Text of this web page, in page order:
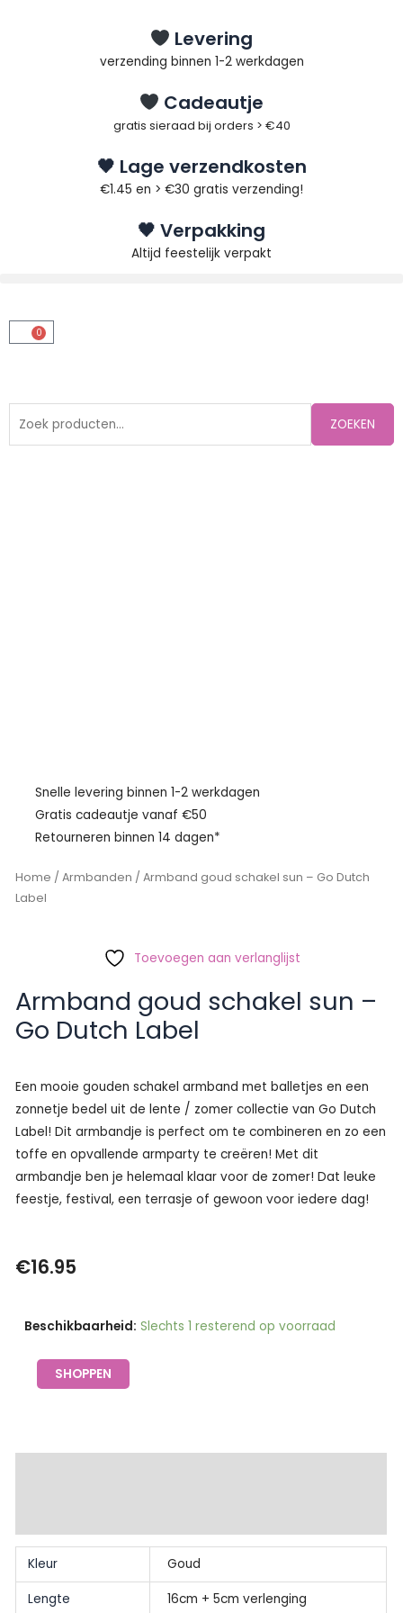
Levering
verzending binnen 1-2 werkdagen
Cadeautje
gratis sieraad bij orders > €40
🖤 Lage verzendkosten
€1.45 en > €30 gratis verzending!
🖤 Verpakking
Altijd feestelijk verpakt
0
Winkelwagen
ZOEKEN
Snelle levering binnen 1-2 werkdagen
Gratis cadeautje vanaf €50
Retourneren binnen 14 dagen*
Home /Armbanden / Armband goud schakel sun – Go Dutch
Label
Toevoegen aan verlanglijst
Armband goud schakel sun –
Go Dutch Label
Een mooie gouden schakel armband met balletjes en een
zonnetje bedel uit de lente / zomer collectie van Go Dutch
Label! Dit armbandje is perfect om te combineren en zo een
toffe en opvallende armparty te creëren! Met dit
armbandje ben je helemaal klaar voor de zomer! Dat leuke
feestje, festival, een terrasje of gewoon voor iedere dag!
€16.95
Beschikbaarheid: Slechts 1 resterend op voorraad
Armband
schakel
sun
SHOPPEN
Kleur Goud
Lengte 16cm + 5cm verlenging